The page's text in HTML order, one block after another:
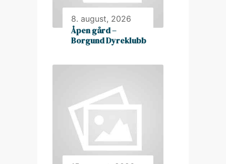
8. august, 2026
Åpen gård –
Borgund Dyreklubb